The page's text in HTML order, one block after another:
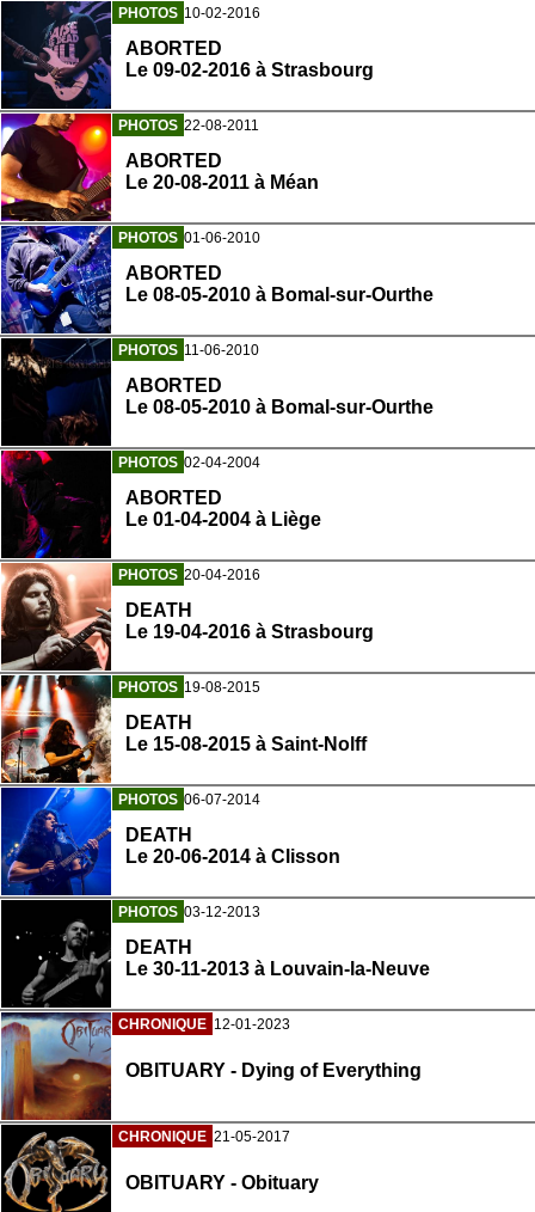
PHOTOS 10-02-2016
ABORTED
Le 09-02-2016 à Strasbourg
PHOTOS 22-08-2011
ABORTED
Le 20-08-2011 à Méan
PHOTOS 01-06-2010
ABORTED
Le 08-05-2010 à Bomal-sur-Ourthe
PHOTOS 11-06-2010
ABORTED
Le 08-05-2010 à Bomal-sur-Ourthe
PHOTOS 02-04-2004
ABORTED
Le 01-04-2004 à Liège
PHOTOS 20-04-2016
DEATH
Le 19-04-2016 à Strasbourg
PHOTOS 19-08-2015
DEATH
Le 15-08-2015 à Saint-Nolff
PHOTOS 06-07-2014
DEATH
Le 20-06-2014 à Clisson
PHOTOS 03-12-2013
DEATH
Le 30-11-2013 à Louvain-la-Neuve
CHRONIQUE 12-01-2023
OBITUARY - Dying of Everything
CHRONIQUE 21-05-2017
OBITUARY - Obituary